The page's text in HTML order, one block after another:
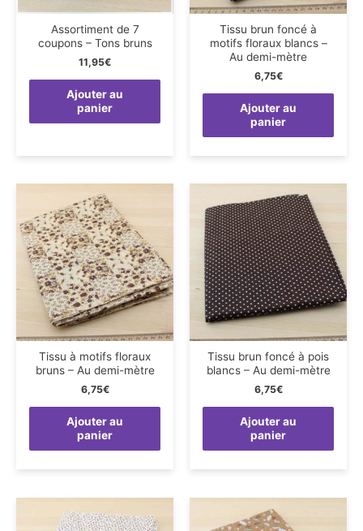
Assortiment de 7
coupons – Tons bruns
11,95€
Ajouter au
panier
Tissu brun foncé à
motifs floraux blancs –
Au demi-mètre
6,75€
Ajouter au
panier
Tissu à motifs floraux
bruns – Au demi-mètre
6,75€
Ajouter au
panier
Tissu brun foncé à pois
blancs – Au demi-mètre
6,75€
Ajouter au
panier